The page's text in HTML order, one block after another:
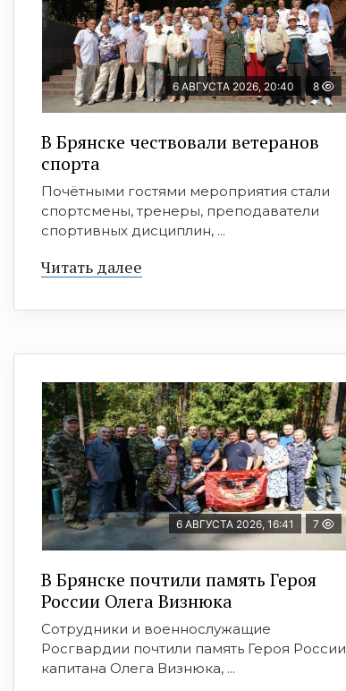
6 АВГУСТА 2026, 20:40 8
В Брянске чествовали ветеранов
спорта
Почётными гостями мероприятия стали
спортсмены, тренеры, преподаватели
спортивных дисциплин, ...
Читать далее
6 АВГУСТА 2026, 16:41 7
В Брянске почтили память Героя
России Олега Визнюка
Сотрудники и военнослужащие
Росгвардии почтили память Героя России
капитана Олега Визнюка, ...